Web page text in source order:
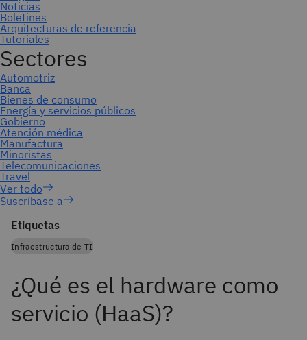
Suscríbase a
Etiquetas
Infraestructura de TI
¿Qué es el hardware como
servicio (HaaS)?